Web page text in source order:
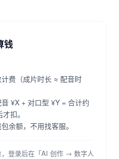
钱
费（成片时长 ≈ 配音时
¥X + 对口型 ¥Y = 合计约
扣。
余额，不用找客服。
登录后在「AI 创作 → 数字人